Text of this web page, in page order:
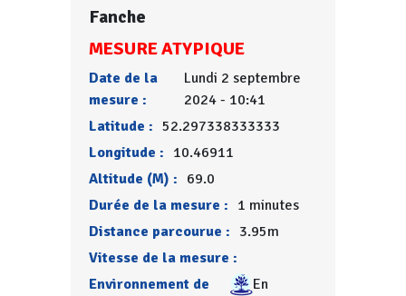
Fanche
MESURE ATYPIQUE
Date de la
mesure :
Lundi 2 septembre
2024 - 10:41
Latitude : 52.297338333333
Longitude : 10.46911
Altitude (M) : 69.0
Durée de la mesure : 1 minutes
Distance parcourue : 3.95m
Vitesse de la mesure :
Environnement de
En